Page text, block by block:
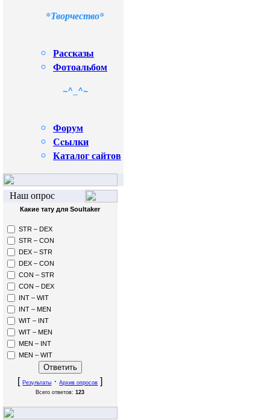
*Творчество*
Рассказы
Фотоальбом
~^_^~
Форум
Сcылки
Каталог сайтов
Наш опрос
Какие тату для Soultaker
STR – DEX
STR – CON
DEX – STR
DEX – CON
CON – STR
CON – DEX
INT – WIT
INT – MEN
WIT – INT
WIT – MEN
MEN – INT
MEN – WIT
[Результаты ·Архив опросов ]
Всего ответов:123